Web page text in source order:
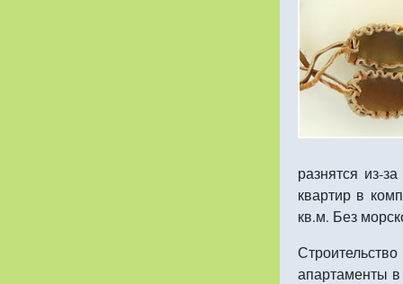
разнятся из-
квартир в
кв.м. Без
апартаменты